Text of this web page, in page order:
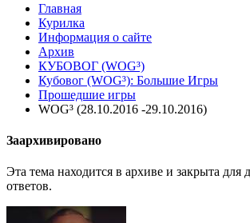
Главная
Курилка
Информация о сайте
Архив
КУБОВОГ (WOG³)
Кубовог (WOG³): Большие Игры
Прошедшие игры
WOG³ (28.10.2016 -29.10.2016)
Заархивировано
Эта тема находится в архиве и закрыта для
ответов.